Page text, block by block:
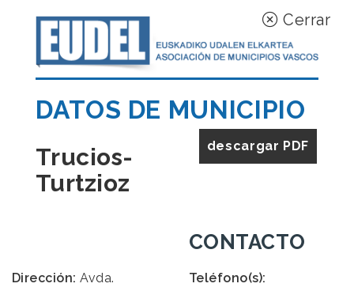
Cerrar
DATOS DE MUNICIPIO
descargar PDF
Trucios-
Turtzioz
Dirección: Avda.
CONTACTO
Teléfono(s):